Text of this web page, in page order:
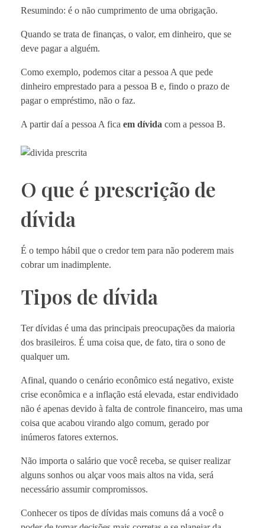
Resumindo: é o não cumprimento de uma obrigação.
Quando se trata de finanças, o valor, em dinheiro, que se
deve pagar a alguém.
Como exemplo, podemos citar a pessoa A que pede
dinheiro emprestado para a pessoa B e, findo o prazo de
pagar o empréstimo, não o faz.
A partir daí a pessoa A fica em dívida com a pessoa B.
O que é prescrição de
dívida
É o tempo hábil que o credor tem para não poderem mais
cobrar um inadimplente.
Tipos de dívida
Ter dívidas é uma das principais preocupações da maioria
dos brasileiros. É uma coisa que, de fato, tira o sono de
qualquer um.
Afinal, quando o cenário econômico está negativo, existe
crise econômica e a inflação está elevada, estar endividado
não é apenas devido à falta de controle financeiro, mas uma
coisa que acabou virando algo comum, gerado por
inúmeros fatores externos.
Não importa o salário que você receba, se quiser realizar
alguns sonhos ou alçar voos mais altos na vida, será
necessário assumir compromissos.
Conhecer os tipos de dívidas mais comuns dá a você o